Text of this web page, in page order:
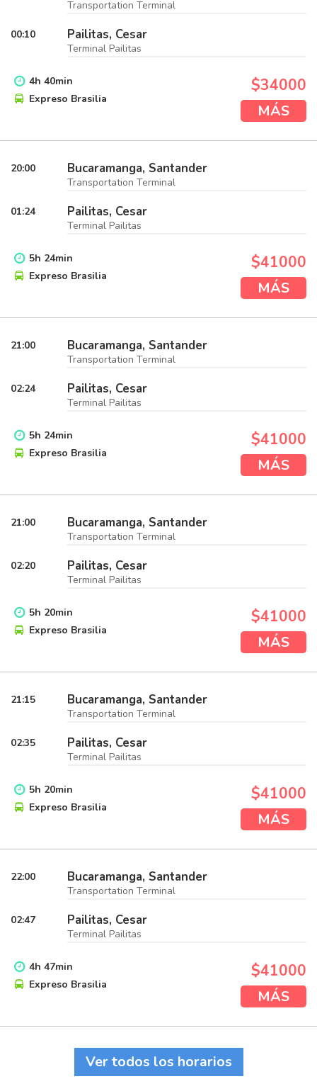
Transportation Terminal
00:10 Pailitas, Cesar
Terminal Pailitas
4h 40min
Expreso Brasilia
$34000
MÁS
20:00 Bucaramanga, Santander
Transportation Terminal
01:24 Pailitas, Cesar
Terminal Pailitas
5h 24min
Expreso Brasilia
$41000
MÁS
21:00 Bucaramanga, Santander
Transportation Terminal
02:24 Pailitas, Cesar
Terminal Pailitas
5h 24min
Expreso Brasilia
$41000
MÁS
21:00 Bucaramanga, Santander
Transportation Terminal
02:20 Pailitas, Cesar
Terminal Pailitas
5h 20min
Expreso Brasilia
$41000
MÁS
21:15 Bucaramanga, Santander
Transportation Terminal
02:35 Pailitas, Cesar
Terminal Pailitas
5h 20min
Expreso Brasilia
$41000
MÁS
22:00 Bucaramanga, Santander
Transportation Terminal
02:47 Pailitas, Cesar
Terminal Pailitas
4h 47min
Expreso Brasilia
$41000
MÁS
Ver todos los horarios